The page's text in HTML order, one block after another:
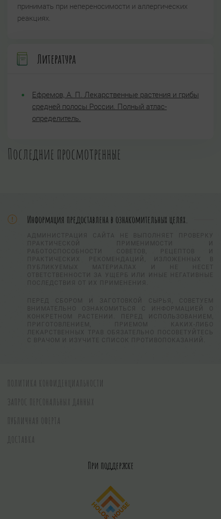
принимать при непереносимости и аллергических
реакциях.
Литература
Ефремов, А. П. Лекарственные растения и грибы
средней полосы России. Полный атлас-
определитель.
Последние просмотренные
Информация предоставлена в ознакомительных целях.
АДМИНИСТРАЦИЯ САЙТА НЕ ВЫПОЛНЯЕТ ПРОВЕРКУ
ПРАКТИЧЕСКОЙ ПРИМЕНИМОСТИ И
РАБОТОСПОСОБНОСТИ СОВЕТОВ, РЕЦЕПТОВ И
ПРАКТИЧЕСКИХ РЕКОМЕНДАЦИЙ, ИЗЛОЖЕННЫХ В
ПУБЛИКУЕМЫХ МАТЕРИАЛАХ И НЕ НЕСЕТ
ОТВЕТСТВЕННОСТИ ЗА УЩЕРБ ИЛИ ИНЫЕ НЕГАТИВНЫЕ
ПОСЛЕДСТВИЯ ОТ ИХ ПРИМЕНЕНИЯ.
ПЕРЕД СБОРОМ И ЗАГОТОВКОЙ СЫРЬЯ, СОВЕТУЕМ
ВНИМАТЕЛЬНО ОЗНАКОМИТЬСЯ С ИНФОРМАЦИЕЙ О
КОНКРЕТНОМ РАСТЕНИИ. ПЕРЕД ИСПОЛЬЗОВАНИЕМ,
ПРИГОТОВЛЕНИЕМ, ПРИЕМОМ КАКИХ-ЛИБО
ЛЕКАРСТВЕННЫХ ТРАВ ОБЯЗАТЕЛЬНО ПОСОВЕТУЙТЕСЬ
С ВРАЧОМ И ИЗУЧИТЕ СПИСОК ПРОТИВОПОКАЗАНИЙ.
ПОЛИТИКА КОНФИДЕНЦИАЛЬНОСТИ
ЗАПРОС ПЕРСОНАЛЬНЫХ ДАННЫХ
ПУБЛИЧНАЯ ОФЕРТА
ДОСТАВКА
При поддержке